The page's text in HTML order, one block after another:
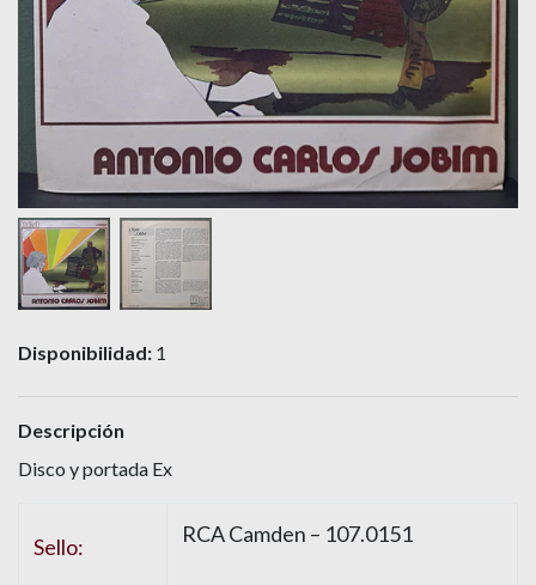
Disponibilidad: 1
Descripción
Disco y portada Ex
Sello: RCA Camden – 107.0151